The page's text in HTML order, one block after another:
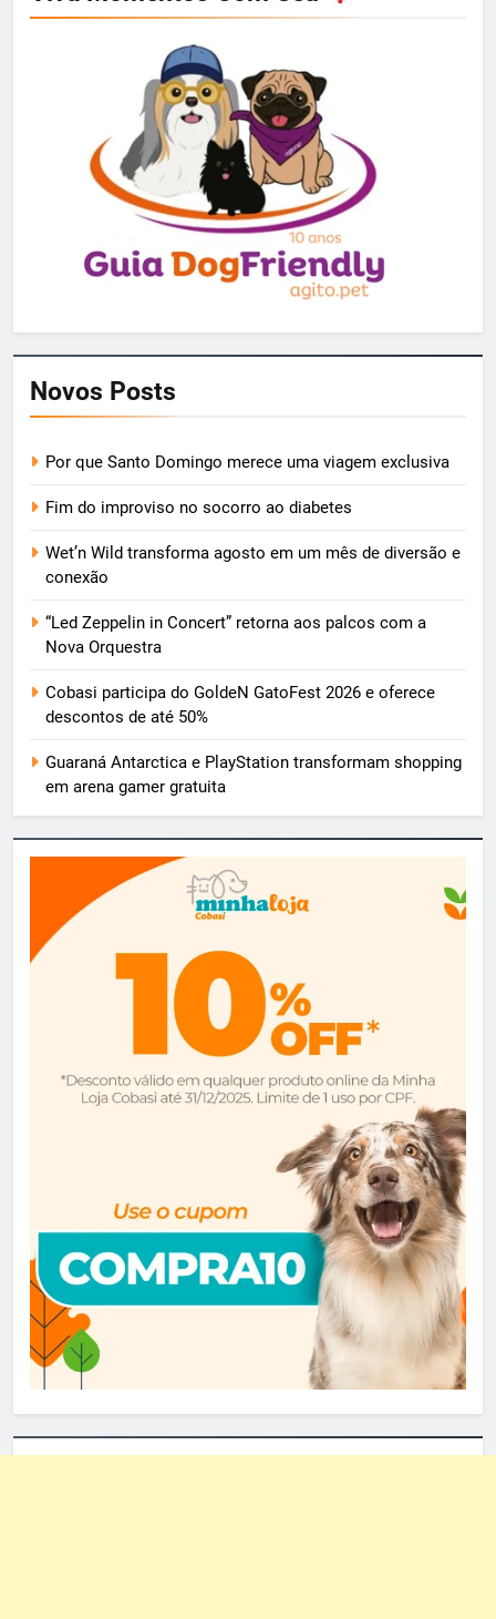
Novos Posts
Por que Santo Domingo merece uma viagem exclusiva
Fim do improviso no socorro ao diabetes
Wet’n Wild transforma agosto em um mês de diversão e
conexão
“Led Zeppelin in Concert” retorna aos palcos com a
Nova Orquestra
Cobasi participa do GoldeN GatoFest 2026 e oferece
descontos de até 50%
Guaraná Antarctica e PlayStation transformam shopping
em arena gamer gratuita